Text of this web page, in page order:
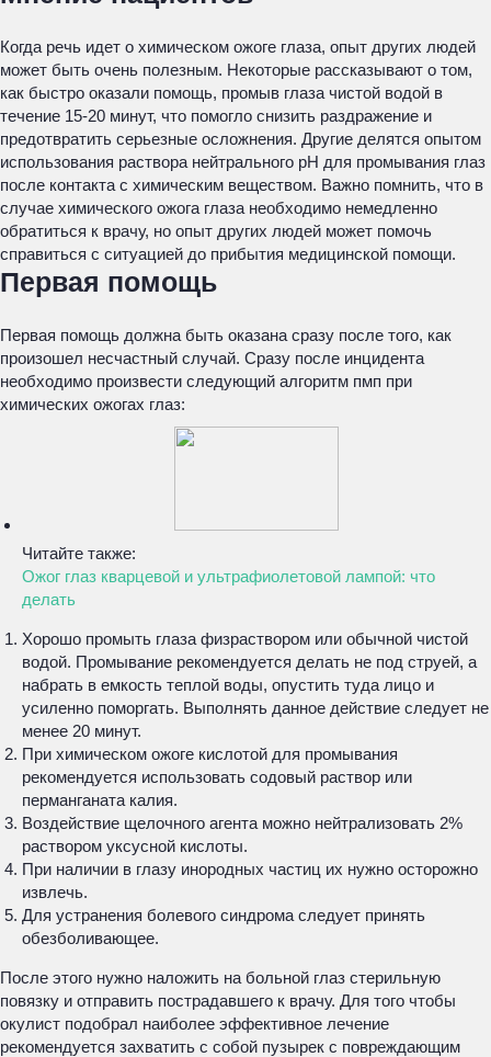
Когда речь идет о химическом ожоге глаза, опыт других людей
может быть очень полезным. Некоторые рассказывают о том,
как быстро оказали помощь, промыв глаза чистой водой в
течение 15-20 минут, что помогло снизить раздражение и
предотвратить серьезные осложнения. Другие делятся опытом
использования раствора нейтрального pH для промывания глаз
после контакта с химическим веществом. Важно помнить, что в
случае химического ожога глаза необходимо немедленно
обратиться к врачу, но опыт других людей может помочь
справиться с ситуацией до прибытия медицинской помощи.
Первая помощь
Первая помощь должна быть оказана сразу после того, как
произошел несчастный случай. Сразу после инцидента
необходимо произвести следующий алгоритм пмп при
химических ожогах глаз:
Читайте также:
Ожог глаз кварцевой и ультрафиолетовой лампой: что
делать
Хорошо промыть глаза физраствором или обычной чистой
водой. Промывание рекомендуется делать не под струей, а
набрать в емкость теплой воды, опустить туда лицо и
усиленно поморгать. Выполнять данное действие следует не
менее 20 минут.
При химическом ожоге кислотой для промывания
рекомендуется использовать содовый раствор или
перманганата калия.
Воздействие щелочного агента можно нейтрализовать 2%
раствором уксусной кислоты.
При наличии в глазу инородных частиц их нужно осторожно
извлечь.
Для устранения болевого синдрома следует принять
обезболивающее.
После этого нужно наложить на больной глаз стерильную
повязку и отправить пострадавшего к врачу. Для того чтобы
окулист подобрал наиболее эффективное лечение
рекомендуется захватить с собой пузырек с повреждающим